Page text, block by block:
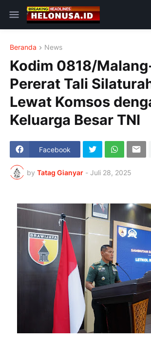
Beranda News
Kodim 0818/
Pererat Tali
Lewat Komsos
Keluarga Besar TNI
Facebook
by Tatag Gianyar - Juli 28, 2025